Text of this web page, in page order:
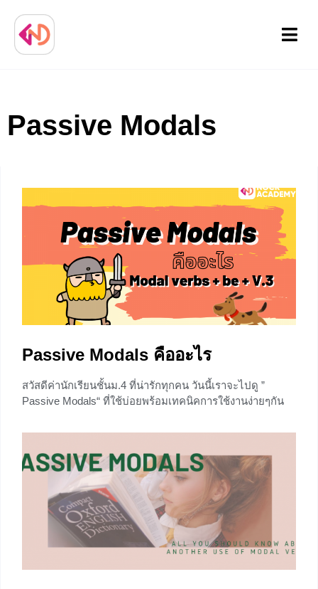
Menu
Passive Modals
Passive Modals คืออะไร
สวัสดีค่านักเรียนชั้นม.4 ที่น่ารักทุกคน วันนี้เราจะไปดู ”
Passive Modals“ ที่ใช้บ่อยพร้อมเทคนิคการใช้งานง่ายๆกัน
จะต้องทบทวนเรื่อง Modal verbs หรือ Modal Auxiliaries กัน
โครงสร้างประธานถูกกระทำที่คุ้นหูกันหากใครที่ลืมแล้วก็ไม่
เป็นไรน๊า มาเริ่มใหม่ทั้งหมดกันเลยจร้า กลุ่มของ
0